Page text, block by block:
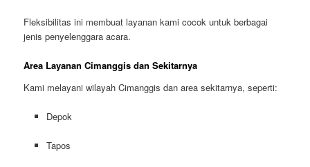
Fleksibilitas ini membuat layanan kami cocok untuk berbagai
jenis penyelenggara acara.
Area Layanan Cimanggis dan Sekitarnya
Kami melayani wilayah Cimanggis dan area sekitarnya, seperti:
Depok
Tapos